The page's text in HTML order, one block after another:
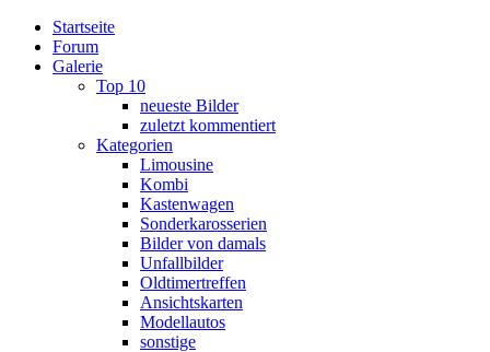
Startseite
Forum
Galerie
Top 10
neueste Bilder
zuletzt kommentiert
Kategorien
Limousine
Kombi
Kastenwagen
Sonderkarosserien
Bilder von damals
Unfallbilder
Oldtimertreffen
Ansichtskarten
Modellautos
sonstige